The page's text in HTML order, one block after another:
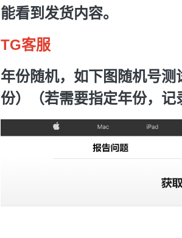
能看到发货内容。
TG客服
年份随机，如下图随机号
份）（若需要指定年份，记